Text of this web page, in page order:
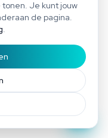
Je kunt jouw
de pagina.
.